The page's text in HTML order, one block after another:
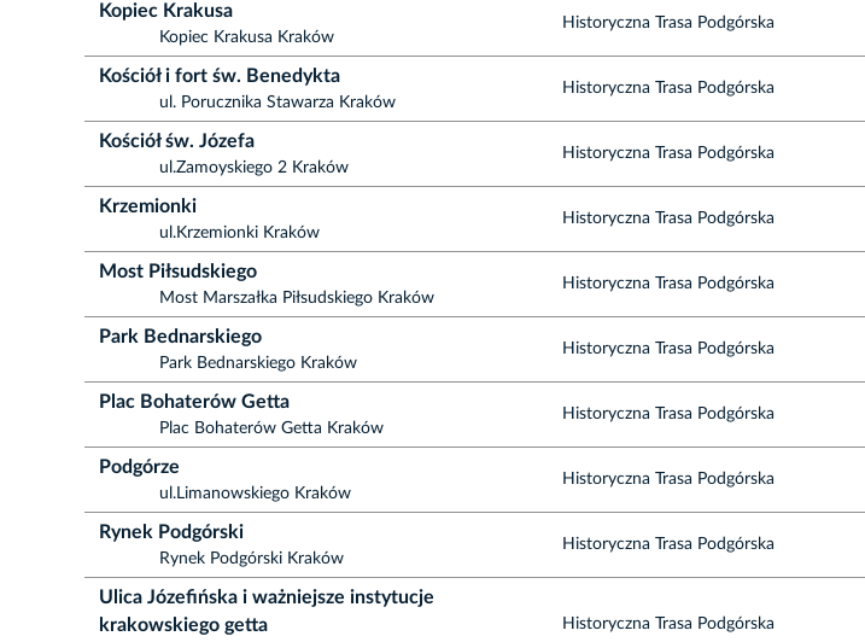
Kopiec Krakusa
Kopiec Krakusa Kraków
Historyczna Trasa Podgórska
Kościół i fort św. Benedykta
ul. Porucznika Stawarza Kraków
Historyczna Trasa Podgórska
Kościół św. Józefa
ul.Zamoyskiego 2 Kraków
Historyczna Trasa Podgórska
Krzemionki
ul.Krzemionki Kraków
Historyczna Trasa Podgórska
Most Piłsudskiego
Most Marszałka Piłsudskiego Kraków
Historyczna Trasa Podgórska
Park Bednarskiego
Park Bednarskiego Kraków
Historyczna Trasa Podgórska
Plac Bohaterów Getta
Plac Bohaterów Getta Kraków
Historyczna Trasa Podgórska
Podgórze
ul.Limanowskiego Kraków
Historyczna Trasa Podgórska
Rynek Podgórski
Rynek Podgórski Kraków
Historyczna Trasa Podgórska
Ulica Józefińska i ważniejsze instytucje
krakowskiego getta
Historyczna Trasa Podgórska